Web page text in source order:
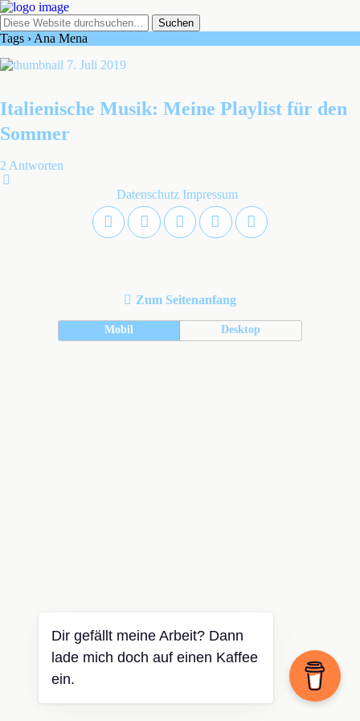
Tags › Ana Mena
7. Juli 2019
Italienische Musik: Meine Playlist für den
Sommer
2 Antworten
Datenschutz Impressum
Zum Seitenanfang
Mobil Desktop
Dir gefällt meine Arbeit? Dann
lade mich doch auf einen Kaffee
ein.